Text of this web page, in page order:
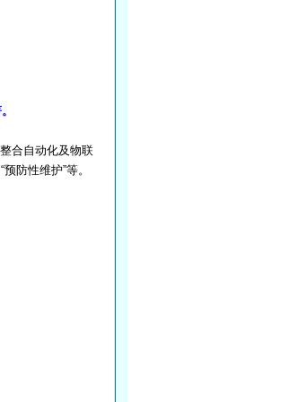
合自动化及物联
防性维护”等。